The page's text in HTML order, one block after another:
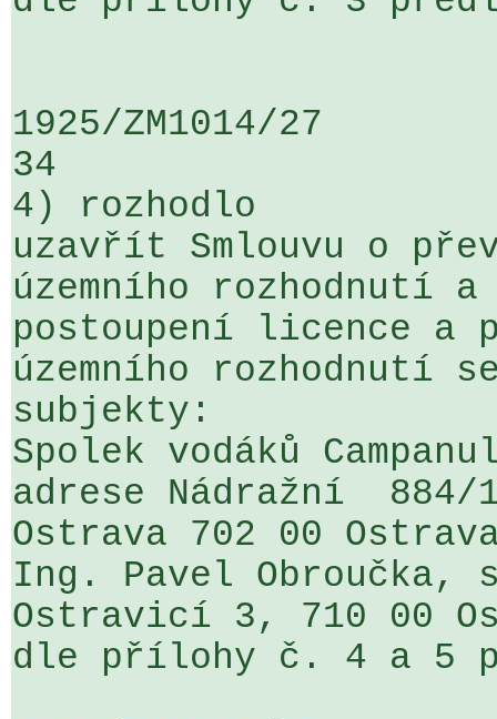
1925/ZM1014/27
34
4) rozhodlo
uzavřít Smlouvu o
územního rozhodnutí
postoupení licence a
územního rozhodnutí
subjekty:
Spolek vodáků
adrese Nádražní  884/
Ostrava 702 00
Ing. Pavel Obroučka,
Ostravicí 3, 710 00
dle přílohy č. 4 a 5